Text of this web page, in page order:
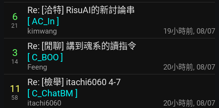
6
21
Re: [洽特] RisuAI的新討論串
[AC_In ]
kimwang 19小時前, 08/07
3
14
Re: [閒聊] 講到魂系的讀指令
[ C_BOO]
Feeng 20小時前, 08/07
11
58
Re: [檢舉] itachi6060 4-7
[ C_ChatBM ]
itachi6060 20小時前, 08/07